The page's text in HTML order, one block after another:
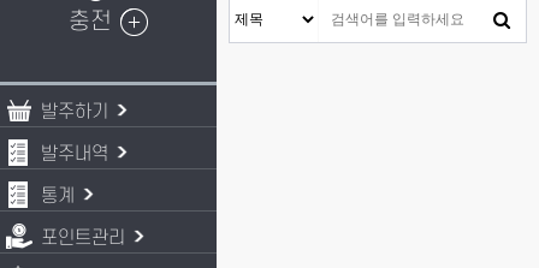
충전
발주하기
발주내역
통계
포인트관리